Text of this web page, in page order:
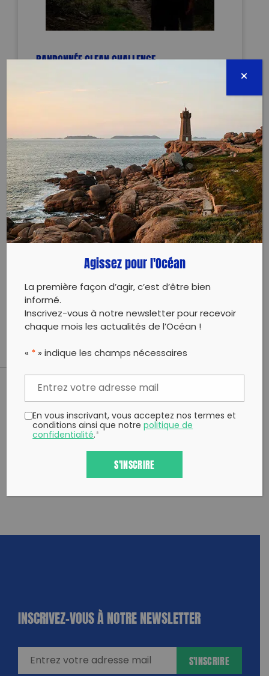
RANDONNÉE CLEAN CHALLENGE
28 juin 2026 - 10:00 à 17:00
espoiretcreation@live.fr
0612522335
Évènement proposé par :
espoir et creation
-Collecte de déchet
-Randonnée
-Pique-niques
PARTAGER CET ARTICLE:
Partager sur Facebook
Partager sur
Twitter
Envoyer à
Copy to clipboard
INSCRIVEZ-VOUS À NOTRE NEWSLETTER
S'INSCRIRE
Agissez pour l'Océan
La première façon d’agir, c’est d’être bien
informé.
Inscrivez-vous à notre newsletter pour recevoir
chaque mois les actualités de l’Océan !
« * » indique les champs nécessaires
En vous inscrivant, vous acceptez nos termes et
conditions ainsi que notrepolitique de
confidentialité.*
S'INSCRIRE